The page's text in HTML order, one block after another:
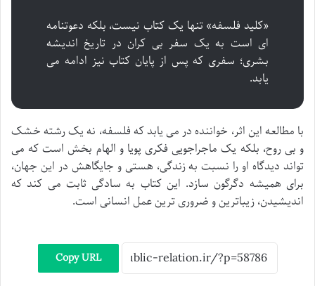
«کلید فلسفه» تنها یک کتاب نیست، بلکه دعوتنامه
ای است به یک سفر بی کران در تاریخ اندیشه
بشری؛ سفری که پس از پایان کتاب نیز ادامه می
یابد.
با مطالعه این اثر، خواننده در می یابد که فلسفه، نه یک رشته خشک
و بی روح، بلکه یک ماجراجویی فکری پویا و الهام بخش است که می
تواند دیدگاه او را نسبت به زندگی، هستی و جایگاهش در این جهان،
برای همیشه دگرگون سازد. این کتاب به سادگی ثابت می کند که
اندیشیدن، زیباترین و ضروری ترین عمل انسانی است.
Copy URL